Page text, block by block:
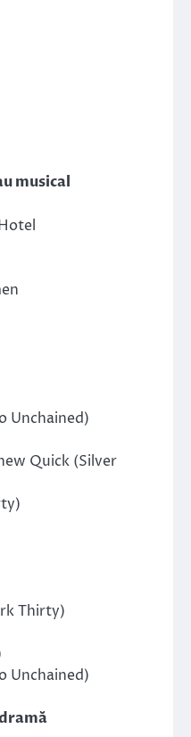
musical
Unchained)
Quick (Silver
Thirty)
Unchained)